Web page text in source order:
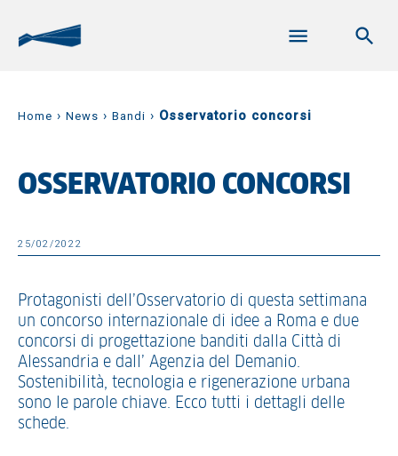
Home › News › Bandi › Osservatorio concorsi
OSSERVATORIO CONCORSI
25/02/2022
Protagonisti dell’Osservatorio di questa settimana
un concorso internazionale di idee a Roma e due
concorsi di progettazione banditi dalla Città di
Alessandria e dall’ Agenzia del Demanio.
Sostenibilità, tecnologia e rigenerazione urbana
sono le parole chiave. Ecco tutti i dettagli delle
schede.